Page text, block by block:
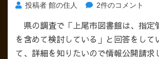
投稿者 館の住人
市
書
館
へ
2件のコメント
県の調査で「上尾市図書館は、指定
を含めて検討している」と回答をして
て、詳細を知りたいので情報公開請求